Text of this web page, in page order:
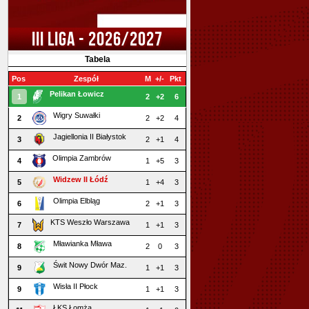
III LIGA - 2026/2027
Tabela
Pos Zespół M +/- Pkt
1 Pelikan Łowicz 2 +2 6
2 Wigry Suwałki 2 +2 4
3 Jagiellonia II Białystok 2 +1 4
4 Olimpia Zambrów 1 +5 3
5 Widzew II Łódź 1 +4 3
6 Olimpia Elbląg 2 +1 3
7 KTS Weszło Warszawa 1 +1 3
8 Mławianka Mława 2 0 3
9 Świt Nowy Dwór Maz. 1 +1 3
9 Wisła II Płock 1 +1 3